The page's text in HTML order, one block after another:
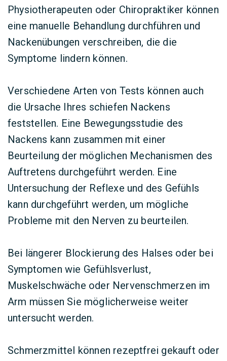
Physiotherapeuten oder Chiropraktiker können
eine manuelle Behandlung durchführen und
Nackenübungen verschreiben, die die
Symptome lindern können.
Verschiedene Arten von Tests können auch
die Ursache Ihres schiefen Nackens
feststellen. Eine Bewegungsstudie des
Nackens kann zusammen mit einer
Beurteilung der möglichen Mechanismen des
Auftretens durchgeführt werden. Eine
Untersuchung der Reflexe und des Gefühls
kann durchgeführt werden, um mögliche
Probleme mit den Nerven zu beurteilen.
Bei längerer Blockierung des Halses oder bei
Symptomen wie Gefühlsverlust,
Muskelschwäche oder Nervenschmerzen im
Arm müssen Sie möglicherweise weiter
untersucht werden.
Schmerzmittel können rezeptfrei gekauft oder